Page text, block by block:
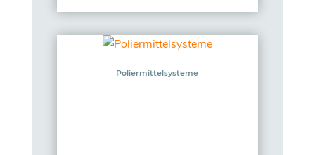
Poliermittelsysteme